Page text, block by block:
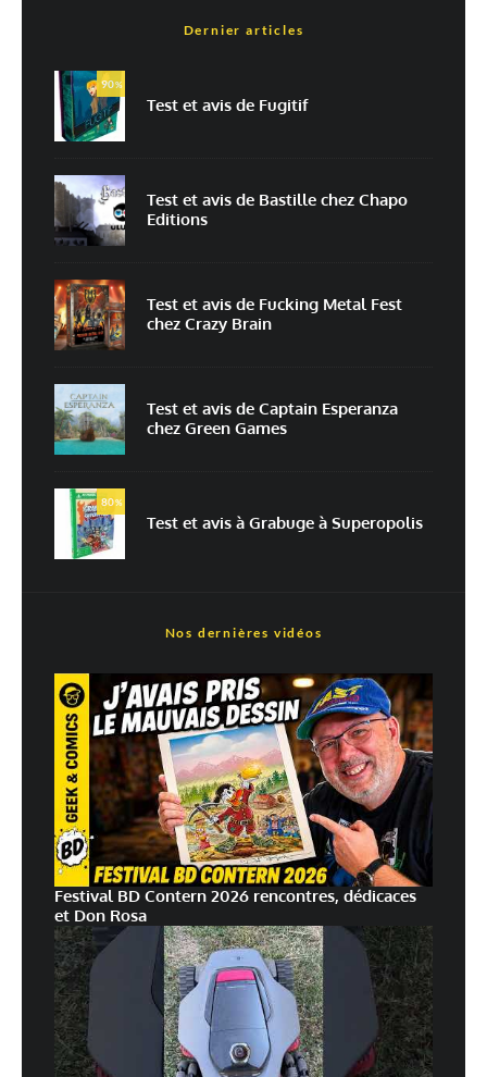
*
Enregistrer mon nom, mon e-mail et mon site dans le navigateur pour
mon prochain commentaire.
Prévenez-moi de tous les nouveaux commentaires par e-mail.
Prévenez-moi de tous les nouveaux articles par e-mail.
traitées
Dernier articles
90%
Test et avis de Fugitif
Test et avis de Bastille chez Chapo
Editions
Test et avis de Fucking Metal Fest
chez Crazy Brain
Test et avis de Captain Esperanza
chez Green Games
80%
Test et avis à Grabuge à Superopolis
Nos dernières vidéos
Festival BD Contern 2026 rencontres, dédicaces
et Don Rosa